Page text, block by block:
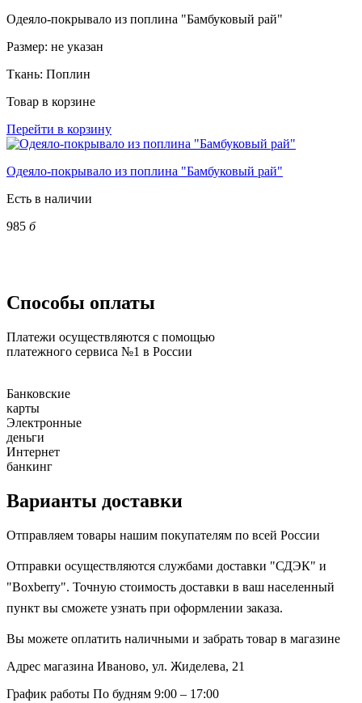
Одеяло-покрывало из поплина "Бамбуковый рай"
Размер: не указан
Ткань: Поплин
Товар в корзине
Перейти в корзину
Одеяло-покрывало из поплина "Бамбуковый рай"
Есть в наличии
985 б
Способы оплаты
Платежи осуществляются с помощью
платежного сервиса №1 в России
Банковские
карты
Электронные
деньги
Интернет
банкинг
Варианты доставки
Отправляем товары нашим покупателям по всей России
Отправки осуществляются службами доставки "СДЭК" и
"Boxberry". Точную стоимость доставки в ваш населенный
пункт вы сможете узнать при оформлении заказа.
Вы можете оплатить наличными и забрать товар в магазине
Адрес магазина Иваново, ул. Жиделева, 21
График работы По будням 9:00 – 17:00